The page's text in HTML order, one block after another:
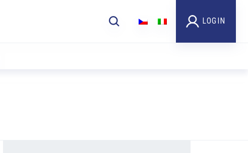
LOGIN